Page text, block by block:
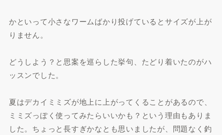
かといって小さなワームばかり投げているとサイズが上が
りません。
どうしよう？と思案を巡らした挙句、たどり着いたのがハ
ッスンでした。
夏はデカイミミズが地上に上がってくることがあるので、
ミミズっぽく使ってみたらいいかも？という理由もありま
した。ちょっと長すぎかなとも思いましたが、問題なく釣